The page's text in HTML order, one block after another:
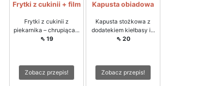
Frytki z cukinii + film
Frytki z cukinii z
piekarnika – chrupiąca...
⇖ 19
Zobacz przepis!
Kapusta obiadowa
Kapusta stożkowa z
dodatekiem kiełbasy i...
⇖ 20
Zobacz przepis!